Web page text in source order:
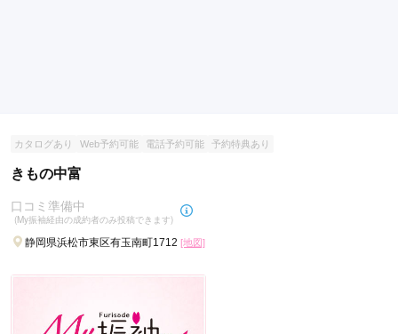
カタログあり Web予約可能 電話予約可能 予約特典あり
きもの中富
口コミ準備中
(My振袖経由の成約者のみ投稿できます)
静岡県浜松市東区有玉南町1712 [地図]